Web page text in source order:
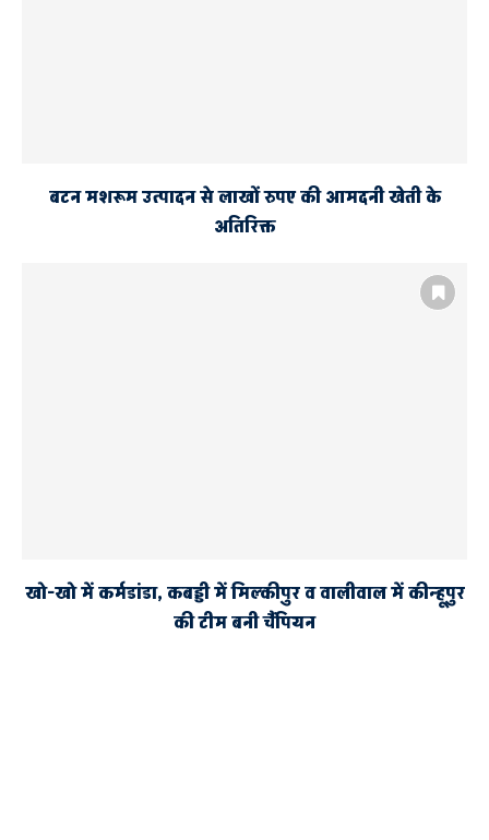
बटन मशरूम उत्पादन से लाखों रुपए की आमदनी खेती के
अतिरिक्त
खो-खो में कर्मडांडा, कबड्डी में मिल्कीपुर व वालीवाल में कीन्हूपुर
की टीम बनी चैंपियन